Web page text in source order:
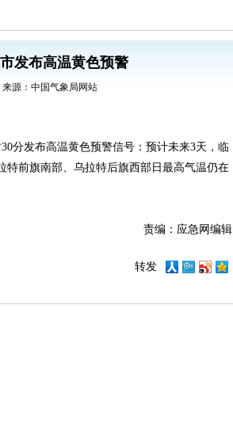
发布高温黄色预警
来源：中国气象局网站
分发布高温黄色预警信号：预计未来3天，临
特前旗南部、乌拉特后旗西部日最高气温仍在
责编：应急网编辑
转发